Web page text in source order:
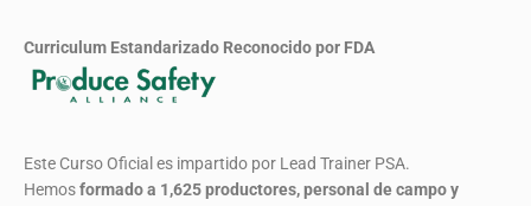
Curriculum Estandarizado Reconocido por FDA
Este Curso Oficial es impartido por Lead Trainer PSA.
Hemosformadoa 1,625 productores, personal de campo y